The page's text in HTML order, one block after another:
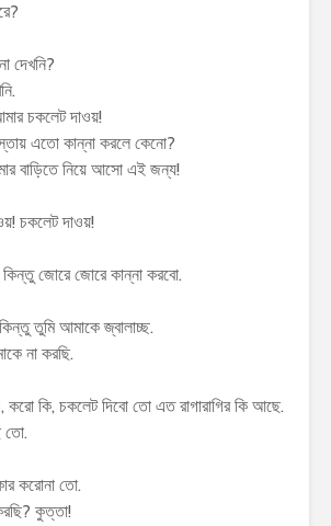
দেখনি?
চকলেট দাওয়!
এতো কান্না করলে কেনো?
বাড়িতে নিয়ে আসো এই জন্য!
চকলেট দাওয়!
কিন্তু জোরে জোরে কান্না করবো.
তুমি আমাকে জ্বালাচ্ছ.
না করছি.
করো কি, চকলেট দিবো তো এত রাগারাগির কি আছে.
তো.
করোনা তো.
কুত্তা!